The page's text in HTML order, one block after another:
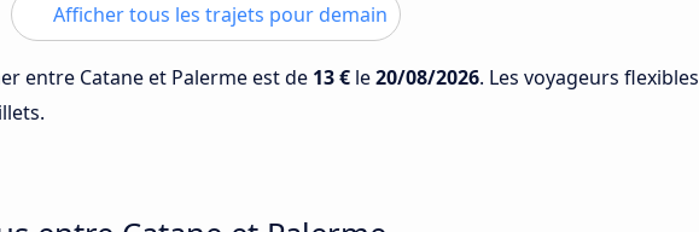
Afficher tous les trajets pour demain
entre Catane et Palerme est de 13 € le20/08/2026. Les voyageurs flexibles